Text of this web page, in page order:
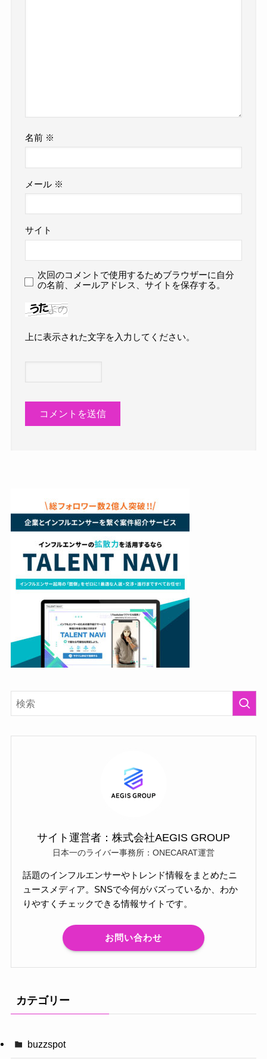
名前 ※
メール ※
サイト
次回のコメントで使用するためブラウザーに自分
の名前、メールアドレス、サイトを保存する。
上に表示された文字を入力してください。
サイト運営者：株式会社AEGIS GROUP
日本一のライバー事務所：ONECARAT運営
話題のインフルエンサーやトレンド情報をまとめたニ
ュースメディア。SNSで今何がバズっているか、わか
りやすくチェックできる情報サイトです。
お問い合わせ
カテゴリー
buzzspot